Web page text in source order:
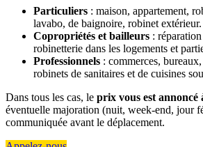
Particuliers : maison, appartement,
lavabo, de baignoire, robinet extérieur.
Copropriétés et bailleurs :
robinetterie dans les logements et
Professionnels : commerces,
robinets de sanitaires et de cuisines
Dans tous les cas, le prix vous est annoncé
éventuelle majoration (nuit, week-end, jour
communiquée avant le déplacement.